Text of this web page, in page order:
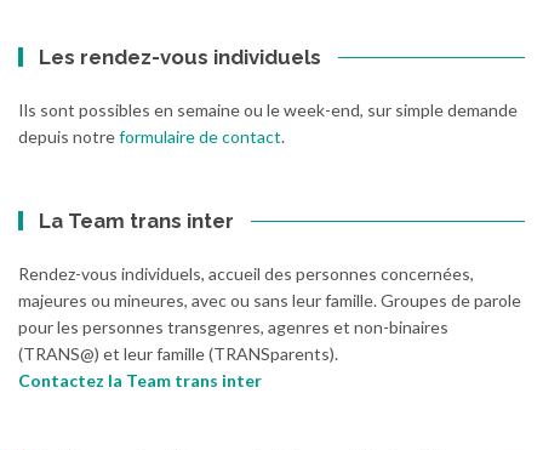
Les rendez-vous individuels
Ils sont possibles en semaine ou le week-end, sur simple demande
depuis notreformulaire de contact.
La Team trans inter
Rendez-vous individuels, accueil des personnes concernées,
majeures ou mineures, avec ou sans leur famille. Groupes de parole
pour les personnes transgenres, agenres et non-binaires
(TRANS@) et leur famille (TRANSparents).
Contactez la Team trans inter